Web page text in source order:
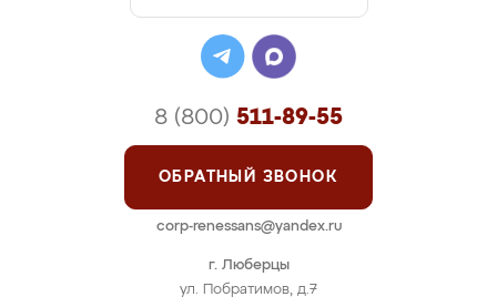
г. Люберцы
ул. Побратимов, д.7
8 (800) 511-89-55
ОБРАТНЫЙ ЗВОНОК
corp-renessans@yandex.ru